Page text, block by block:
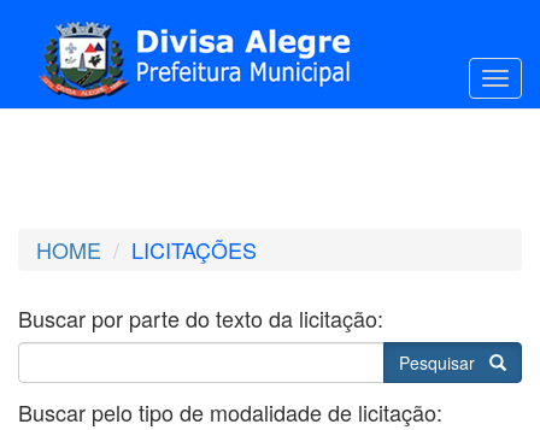
HOME LICITAÇÕES
Buscar por parte do texto da licitação:
Pesquisar
Buscar pelo tipo de modalidade de licitação: